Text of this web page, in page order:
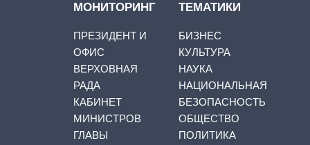
МОНИТОРИНГ
ПРЕЗИДЕНТ И
ОФИС
ВЕРХОВНАЯ
РАДА
КАБИНЕТ
МИНИСТРОВ
ГЛАВЫ
ТЕМАТИКИ
БИЗНЕС
КУЛЬТУРА
НАУКА
НАЦИОНАЛЬНАЯ
БЕЗОПАСНОСТЬ
ОБЩЕСТВО
ПОЛИТИКА